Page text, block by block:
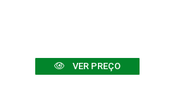
VER PREÇO